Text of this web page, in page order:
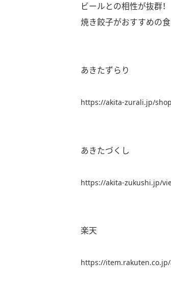
ビールとの相性が抜群！
焼き餃子がおすすめの食
あきたずらり
https://akita-zurali.jp/
あきたづくし
https://akita-zukushi.jp/
楽天
https://